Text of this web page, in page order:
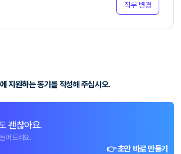
직무 변경
지원하는 동기를 작성해 주십시오.
괜찮아요.
어 드려요.
👉 초안 바로 만들기